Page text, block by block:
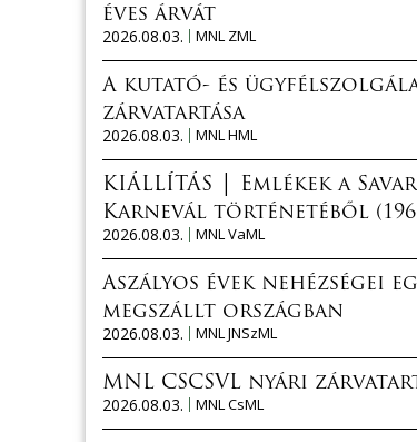
éves árvát
2026.08.03.
MNL ZML
A kutató- és
zárvatartása
2026.08.03.
MNL HML
KIÁLLÍTÁS │ Emlékek a
Karnevál történetéből
2026.08.03.
MNL VaML
Aszályos évek nehézségei
megszállt országban
2026.08.03.
MNL JNSzML
MNL CSCSVL nyári
2026.08.03.
MNL CsML